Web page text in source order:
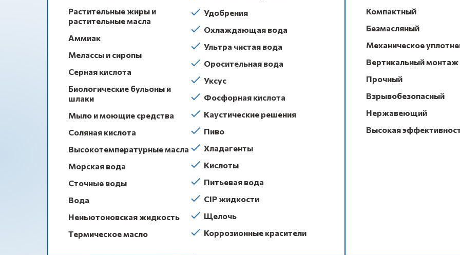
Растительные жиры и
растительные масла
Аммиак
Мелассы и сиропы
Серная кислота
Биологические бульоны и
шлаки
Мыло и моющие средства
Соляная кислота
Высокотемпературные масла
Морская вода
Сточные воды
Вода
Неньютоновская жидкость
Термическое масло
Удобрения
Охлаждающая вода
Ультра чистая вода
Оросительная вода
Уксус
Фосфорная кислота
Каустические решения
Пиво
Хладагенты
Кислоты
Питьевая вода
CIP жидкости
Щелочь
Коррозионные красители
Компактный
Безмасляный
Механическое
Вертикальный монтаж
Прочный
Взрывобезопасный
Нержавеющий
Высокая